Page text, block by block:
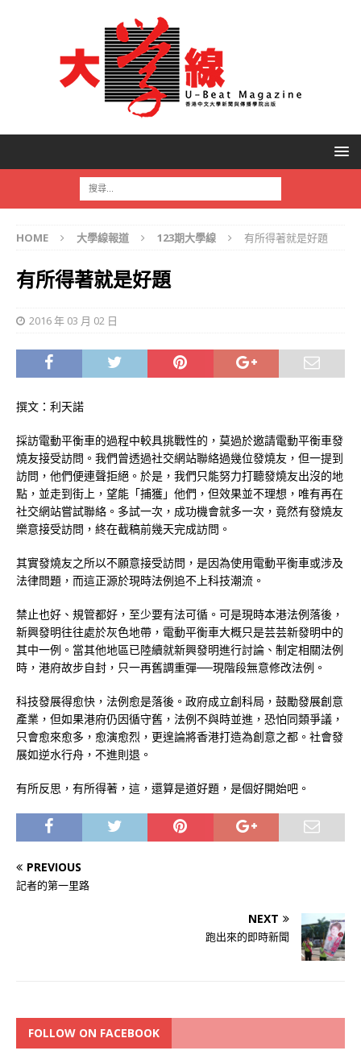
HOME 大學線報道 123期大學線 有所得著就是好題
有所得著就是好題
2016 年 03 月 02 日
撰文：利天諾
採訪電動平衡車的過程中較具挑戰性的，莫過於邀請電動平衡車發
燒友接受訪問。我們曾透過社交網站聯絡過幾位發燒友，但一提到
訪問，他們便連聲拒絕。於是，我們只能努力打聽發燒友出沒的地
點，並走到街上，望能「捕獲」他們，但效果並不理想，唯有再在
社交網站嘗試聯絡。多試一次，成功機會就多一次，竟然有發燒友
樂意接受訪問，終在截稿前幾天完成訪問。
其實發燒友之所以不願意接受訪問，是因為使用電動平衡車或涉及
法律問題，而這正源於現時法例追不上科技潮流。
禁止也好、規管都好，至少要有法可循。可是現時本港法例落後，
新興發明往往處於灰色地帶，電動平衡車大概只是芸芸新發明中的
其中一例。當其他地區已陸續就新興發明進行討論、制定相關法例
時，港府故步自封，只一再舊調重彈──現階段無意修改法例。
科技發展得愈快，法例愈是落後。政府成立創科局，鼓勵發展創意
產業，但如果港府仍因循守舊，法例不與時並進，恐怕同類爭議，
只會愈來愈多，愈演愈烈，更遑論將香港打造為創意之都。社會發
展如逆水行舟，不進則退。
有所反思，有所得著，這，還算是道好題，是個好開始吧。
PREVIOUS
記者的第一里路
NEXT
跑出來的即時新聞
FOLLOW ON FACEBOOK